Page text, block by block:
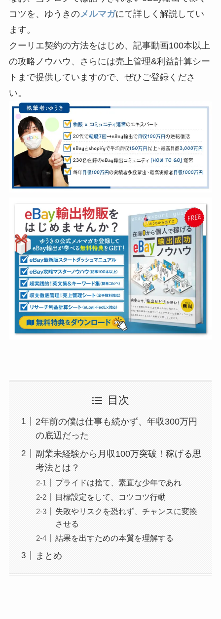
コツを、ゆうきのメルマガにて詳しく解説してい
ます。
クーリエ契約の方法をはじめ、記事動画100本以上
の攻略ノウハウ、さらには売上管理&利益計算シー
トまで提供していますので、ぜひご登録くださ
い。
目次
2年前の僕は仕事も続かず、年収300万円
の底辺だった
副業未経験から月収100万突破！稼げる思
考法とは？
プライドは捨て、素直な少年であれ
目標設定をして、コツコツ行動
失敗やリスクを恐れず、チャンスに変換
させる
結果を出すための本質を理解する
まとめ